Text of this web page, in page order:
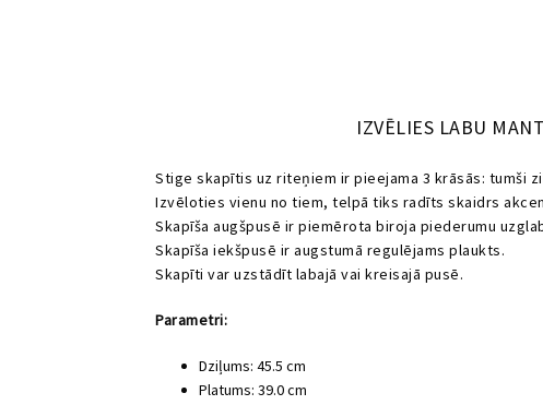
IZVĒLIES LABU
Stige skapītis uz riteņiem ir pieejama 3 krāsās: tumši
Izvēloties vienu no tiem, telpā tiks radīts skaidrs
Skapīša augšpusē ir piemērota biroja piederumu
Skapīša iekšpusē ir augstumā regulējams plaukts.
Skapīti var uzstādīt labajā vai kreisajā pusē.
Parametri:
Dziļums: 45.5 cm
Platums: 39.0 cm